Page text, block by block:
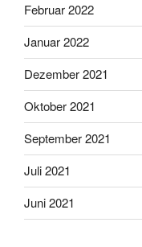
Februar 2022
Januar 2022
Dezember 2021
Oktober 2021
September 2021
Juli 2021
Juni 2021